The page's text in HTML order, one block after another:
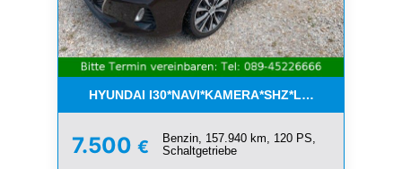
HYUNDAI
7.500 €
Benzin, 157.940 km, 120 PS,
Schaltgetriebe